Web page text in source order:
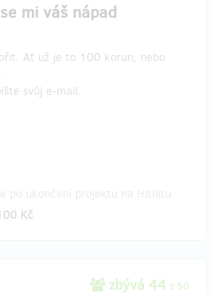
mi váš nápad
Ať už je to 100 korun, nebo
svůj e-mail.
Kč
zbývá 44 z 50